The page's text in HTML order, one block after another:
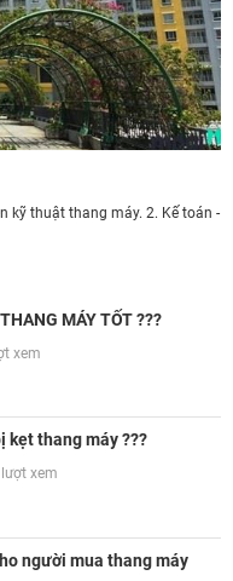
kỹ thuật thang máy. 2. Kế toán -
MÁY TỐT ???
xem
kẹt thang máy ???
xem
người mua thang máy